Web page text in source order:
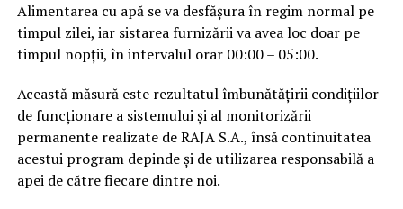
Alimentarea cu apă se va desfășura în regim normal pe
timpul zilei, iar sistarea furnizării va avea loc doar pe
timpul nopții, în intervalul orar 00:00 – 05:00.
Această măsură este rezultatul îmbunătățirii condițiilor
de funcționare a sistemului și al monitorizării
permanente realizate de RAJA S.A., însă continuitatea
acestui program depinde și de utilizarea responsabilă a
apei de către fiecare dintre noi.